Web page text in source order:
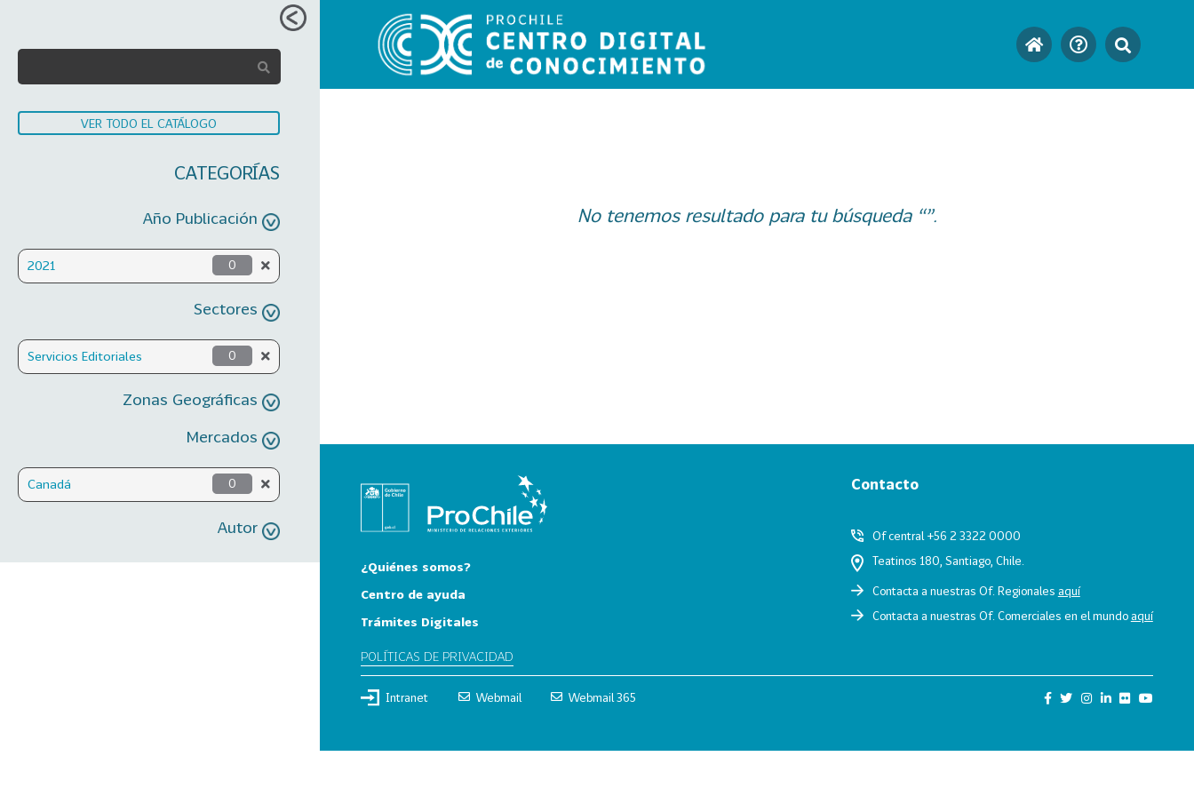
VER TODO EL CATÁLOGO
CATEGORÍAS
Año Publicación
2021 0
Sectores
Servicios Editoriales 0
Zonas Geográficas
Mercados
Canadá 0
Autor
No tenemos resultado para tu búsqueda “”.
¿Quiénes somos?
Centro de ayuda
Trámites Digitales
POLÍTICAS DE PRIVACIDAD
Contacto
Of central +56 2 3322 0000
Teatinos 180, Santiago, Chile.
Contacta a nuestras Of. Regionales aquí
Contacta a nuestras Of. Comerciales en el mundoaquí
Intranet Webmail Webmail 365